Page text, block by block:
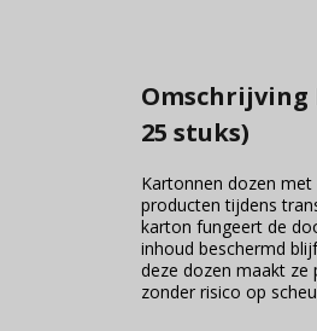
Omschrijving
25 stuks)
Kartonnen dozen
producten tijdens
karton fungeert de
inhoud beschermd
deze dozen maakt ze
zonder risico op